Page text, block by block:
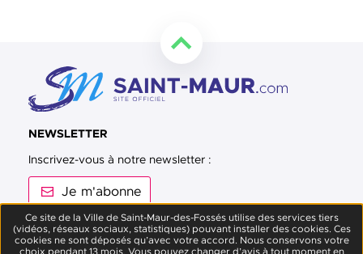
NEWSLETTER
Inscrivez-vous à notre newsletter :
Je m'abonne
Suivez-nous sur Facebook
Suivez-nous sur Twitter
Suivez-nous sur Instagram
Suivez-nous sur Youtube
Suivez-nous sur
Ce site de la Ville de Saint-Maur-des-Fossés utilise des services tiers
(vidéos, réseaux sociaux, statistiques) pouvant installer des cookies. Ces
cookies ne sont déposés qu’avec votre accord. Nous conservons votre